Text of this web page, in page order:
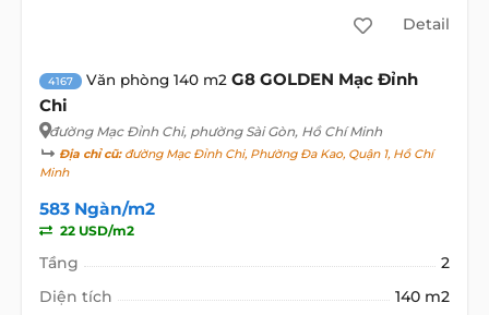
Detail
4167 Văn phòng 140 m2 G8 GOLDEN Mạc Đỉnh
Chi
đường Mạc Đỉnh Chi, phường Sài Gòn, Hồ Chí Minh
Địa chỉ cũ:đường Mạc Đỉnh Chi, Phường Đa Kao, Quận 1, Hồ Chí
Minh
583 Ngàn/m2
22 USD/m2
Tầng
2
Diện tích
140 m2